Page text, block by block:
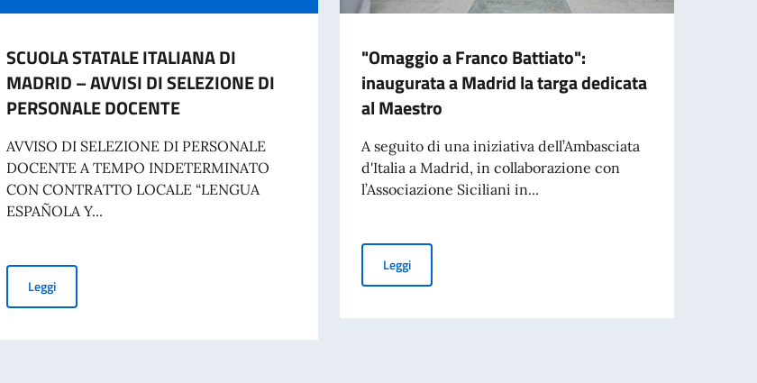
SCUOLA STATALE ITALIANA DI
MADRID – AVVISI DI SELEZIONE DI
PERSONALE DOCENTE
AVVISO DI SELEZIONE DI PERSONALE
DOCENTE A TEMPO INDETERMINATO
CON CONTRATTO LOCALE “LENGUA
ESPAÑOLA Y...
LeggiSCUOLA STATALE ITALIANA DI MADRID – AVVISI DI SELEZIONE DI PERSONALE DOCENTE
"Omaggio a Franco Battiato":
inaugurata a Madrid la targa dedicata
al Maestro
A seguito di una iniziativa dell’Ambasciata
d'Italia a Madrid, in collaborazione con
l’Associazione Siciliani in...
Leggi"Omaggio a Franco Battiato": inaugurata a Madrid la targa